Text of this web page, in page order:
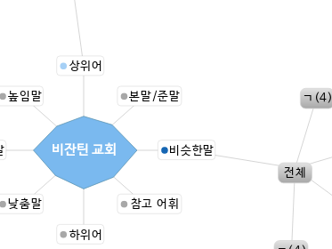
상위어
본말/준말 ㄱ(4)
전체
비슷한말
참고 어휘
하위어
낮춤말
높임말
비잔틴 교회